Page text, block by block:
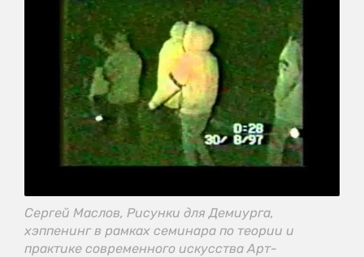
Сергей Маслов, Рисунки для Демиурга,
хэппенинг в рамках семинара по теории и
практике современного искусства Арт-